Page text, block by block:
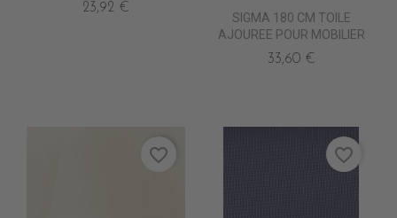
23,92 €
SIGMA 180 CM TOILE
AJOUREE POUR MOBILIER
33,60 €
favorite_border favorite_border